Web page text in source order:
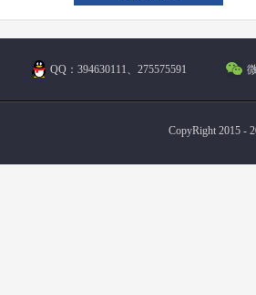
QQ：394630111、275575591
CopyRight 2015 -